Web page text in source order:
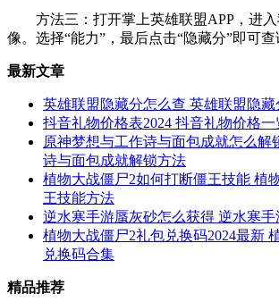
方法三：打开掌上英雄联盟APP，进入
像。选择“能力”，最后点击“隐藏分”即可查
最新文章
英雄联盟隐藏分怎么查 英雄联盟隐
抖音礼物价格表2024 抖音礼物价格一
原神梦想与工作诗与面包成就怎么解
诗与面包成就解锁方法
植物大战僵尸2如何打断僵王技能 植
王技能方法
逆水寒手游蜃灰砂怎么获得 逆水寒
植物大战僵尸2礼包兑换码2024最新
兑换码合集
精品推荐